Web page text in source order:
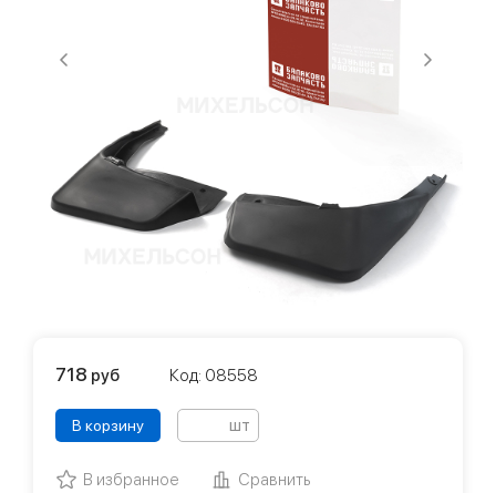
718 руб Код: 08558
В корзину шт
В избранное Сравнить